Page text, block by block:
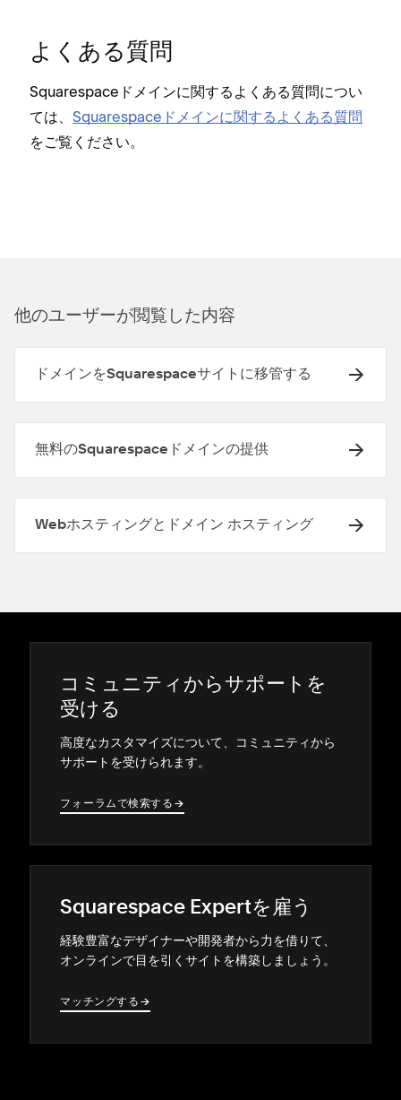
よくある質問
Squarespaceドメインに関するよくある質問につい
ては⁠、 Squarespaceドメインに関するよくある質問
をご覧ください⁠。
他のユ⁠ーザ⁠ーが閲覧した内容
ドメインをSquarespaceサイトに移管する
無料のSquarespaceドメインの提供
Webホスティングとドメイン ホスティング
コミ⁠ュニテ⁠ィからサポ⁠ートを
受ける
高度なカスタマイズについて⁠、コミ⁠ュニテ⁠ィから
サポ⁠ートを受けられます⁠。
フ⁠ォ⁠ーラムで検索する →
→
Squarespace Expertを雇う
経験豊富なデザイナ⁠ーや開発者から力を借りて⁠、
オンラインで目を引くサイトを構築しまし⁠ょう⁠。
マ⁠ッチングする →
→